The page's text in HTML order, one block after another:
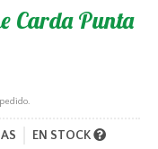
Carda Punta
EN STOCK